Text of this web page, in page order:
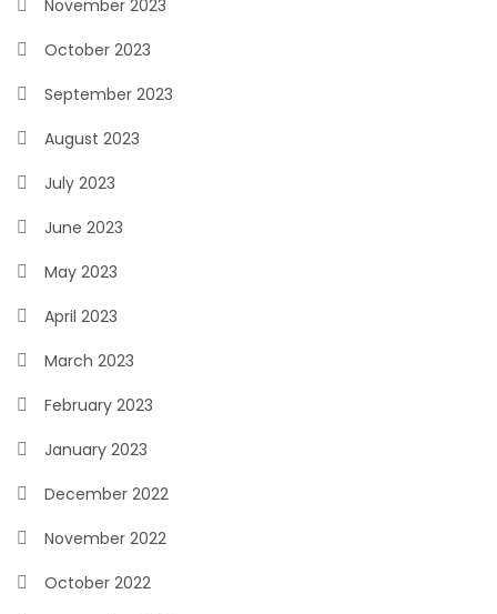
November 2023
October 2023
September 2023
August 2023
July 2023
June 2023
May 2023
April 2023
March 2023
February 2023
January 2023
December 2022
November 2022
October 2022